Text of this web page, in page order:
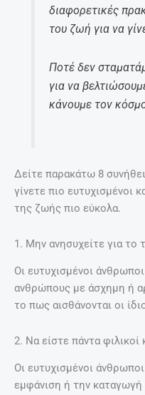
διαφορετικές
του ζωή για να
Ποτέ δεν
για να
κάνουμε τον
Δείτε παρακάτω 8
γίνετε πιο ευτυχισμένοι
της ζωής πιο εύκολα.
1. Μην ανησυχείτε για το
Οι ευτυχισμένοι
ανθρώπους με άσχημη ή
το πως αισθάνονται οι
2. Να είστε πάντα φιλικοί
Οι ευτυχισμένοι
εμφάνιση ή την καταγωγή